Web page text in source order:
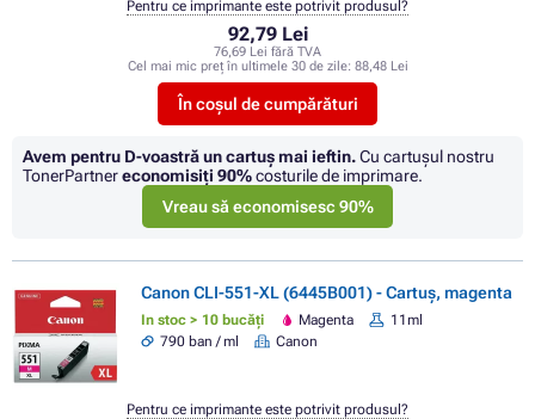
92,79 Lei
76,69 Lei fără TVA
Cel mai mic preț în ultimele 30 de zile: 88,48 Lei
În coșul de cumpărături
Pentru ce imprimante este potrivit produsul?
Avem pentru D-voastră un cartuș mai ieftin.Cu cartuşul nostru
TonerPartnereconomisiţi 90%costurile de imprimare.
Vreau să economisesc 90%
Canon CLI-551-XL (6445B001) - Cartuș, magenta
In stoc > 10 bucăți Magenta
11ml
790 ban / ml
Canon
Pentru ce imprimante este potrivit produsul?